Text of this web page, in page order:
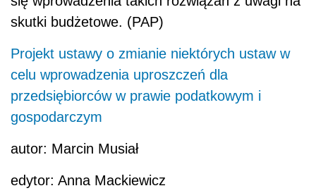
skutki budżetowe. (PAP)
Projekt ustawy o zmianie niektórych ustaw w
celu wprowadzenia uproszczeń dla
przedsiębiorców w prawie podatkowym i
gospodarczym
autor: Marcin Musiał
edytor: Anna Mackiewicz